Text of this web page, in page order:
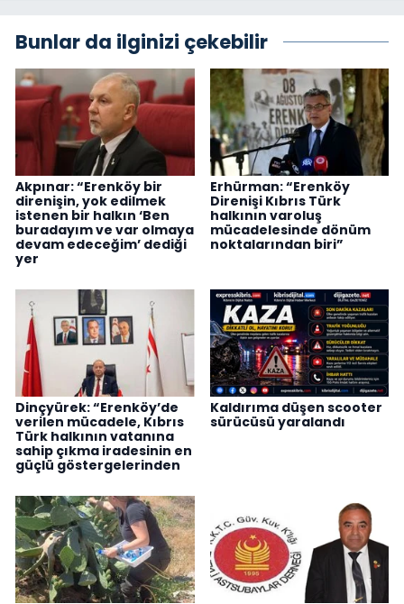
Bunlar da ilginizi çekebilir
Akpınar: “Erenköy bir
direnişin, yok edilmek
istenen bir halkın ‘Ben
buradayım ve var olmaya
devam edeceğim’ dediği
yer
Erhürman: “Erenköy
Direnişi Kıbrıs Türk
halkının varoluş
mücadelesinde dönüm
noktalarından biri”
Dinçyürek: “Erenköy’de
verilen mücadele, Kıbrıs
Türk halkının vatanına
sahip çıkma iradesinin en
güçlü göstergelerinden
Kaldırıma düşen scooter
sürücüsü yaralandı